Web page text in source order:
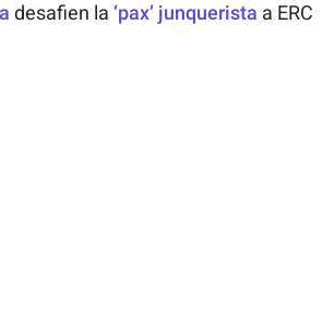
desafien la ‘pax’ junquerista a ERC